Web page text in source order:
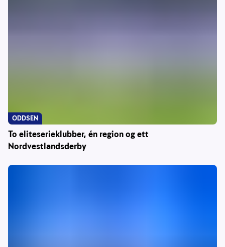
To eliteserieklubber, én region og ett
Nordvestlandsderby
ODDSEN